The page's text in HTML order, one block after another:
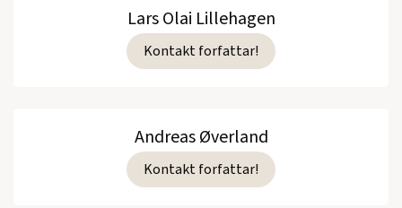
Lars Olai Lillehagen
Kontakt forfattar!
Andreas Øverland
Kontakt forfattar!